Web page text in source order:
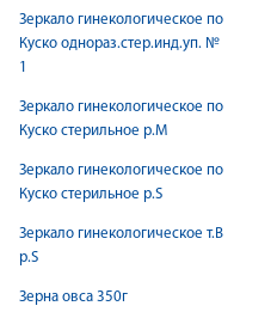
Зеркало гинекологическое по
Куско однораз.стер.инд.уп. №
1
Зеркало гинекологическое по
Куско стерильное р.M
Зеркало гинекологическое по
Куско стерильное р.S
Зеркало гинекологическое т.B
р.S
Зерна овса 350г